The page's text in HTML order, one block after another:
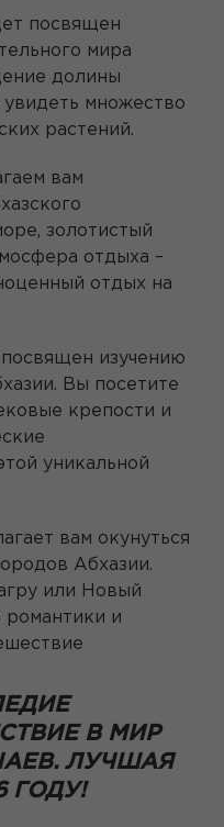
посвящен
мира
долины
множество
растений.
вам
золотистый
отдыха –
отдых на
изучению
Вы посетите
крепости и
уникальной
вам окунуться
Абхазии.
или Новый
и
В МИР
ЛУЧШАЯ
ГОДУ!